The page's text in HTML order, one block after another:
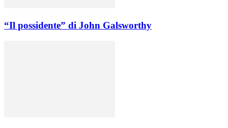
“Il possidente” di John Galsworthy